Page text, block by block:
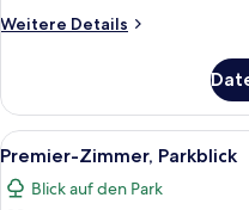
Weitere Details
Weitere
Zimmer,
Parkblick
Alle
Fotos
für
5
Premier-Zimmer, Parkblick
Blick auf den Park